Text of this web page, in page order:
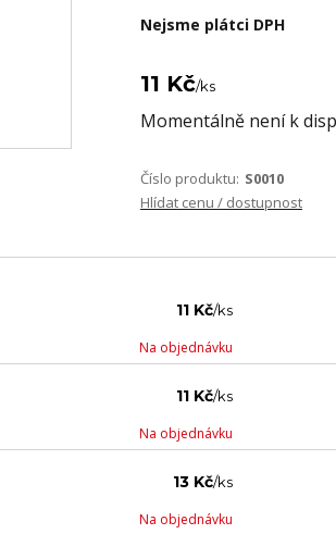
Nejsme plátci DPH
11 Kč/ks
Momentálně není k
Číslo produktu: S0010
Hlídat cenu / dostupnost
11 Kč/ks
Na objednávku
11 Kč/ks
Na objednávku
13 Kč/ks
Na objednávku